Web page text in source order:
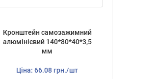
Кронштейн самозажимний
алюмінієвий 140*80*40*3,5
мм
Ціна: 66.08 грн./шт